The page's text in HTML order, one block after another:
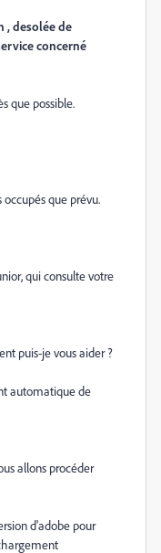
, desolée de
concerné
que possible.
que prévu.
qui consulte votre
puis-je vous aider ?
automatique de
allons procéder
d'adobe pour